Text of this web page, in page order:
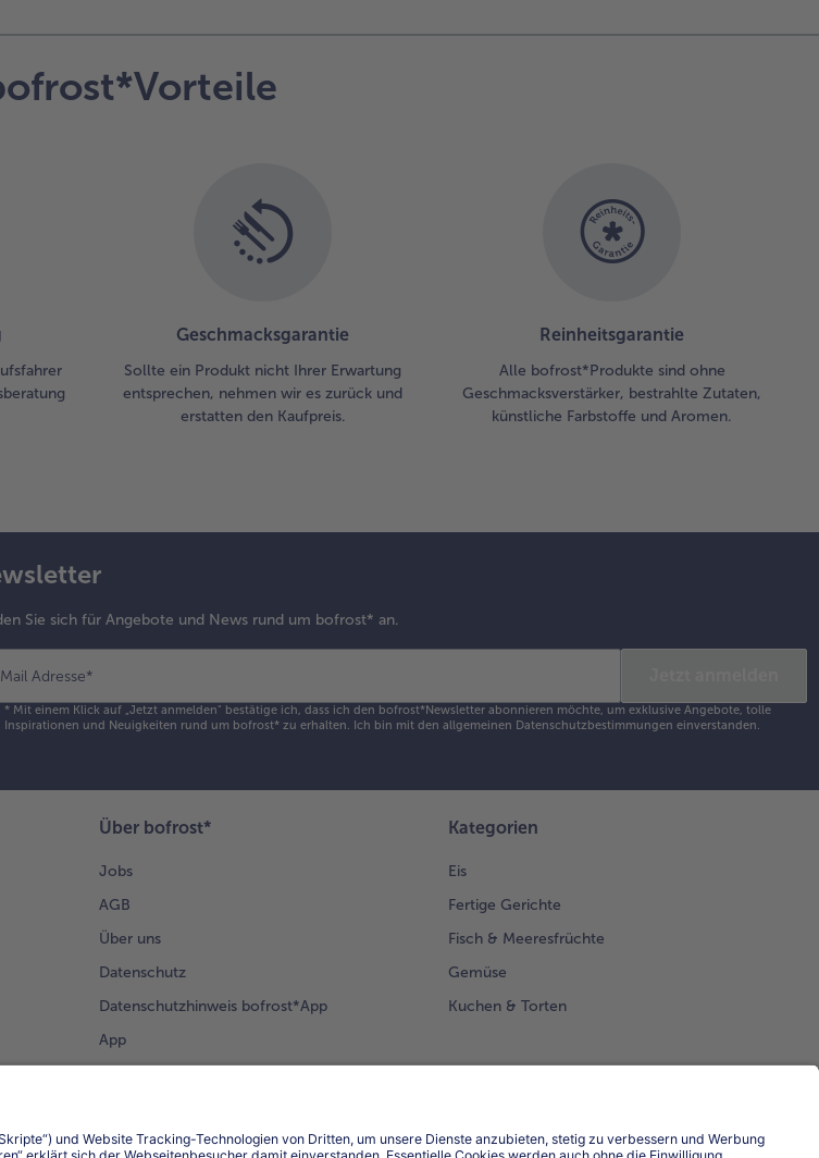
Geschmacksgarantie
Sollte ein Produkt nicht Ihrer Erwartung
entsprechen, nehmen wir es zurück und
erstatten den Kaufpreis.
Reinheitsgarantie
Alle bofrost*Produkte sind ohne
Geschmacksverstärker, bestrahlte Zutaten,
künstliche Farbstoffe und Aromen.
Sie sich für Angebote und News rund um bofrost* an.
Adresse*
*Mit einem Klick auf „Jetzt anmelden" bestätige ich, dass ich den bofrost*Newsletter abonnieren möchte, um exklusive Angebote, tolle
Inspirationen und Neuigkeiten rund um bofrost* zu erhalten. Ich bin mit den allgemeinen Datenschutzbestimmungen einverstanden.
Über bofrost*
Jobs
AGB
Über uns
Datenschutz
Datenschutzhinweis bofrost*App
App
Kategorien
Eis
Fertige Gerichte
Fisch & Meeresfrüchte
Gemüse
Kuchen & Torten